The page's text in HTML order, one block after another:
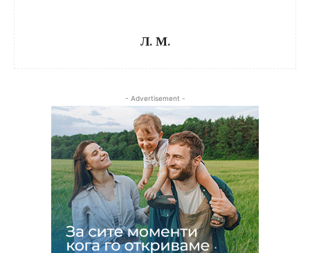
Л. М.
- Advertisement -